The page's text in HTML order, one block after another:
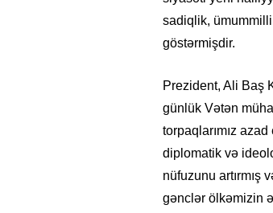
sadiqlik,
göstərmişdir.
Prezident, Ali Baş
günlük Vətən
torpaqlarımız
diplomatik və
nüfuzunu
gənclər ölkəmizin